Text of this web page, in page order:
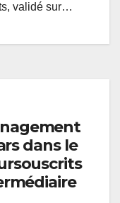
validé sur…
dans le